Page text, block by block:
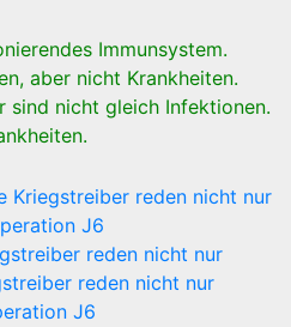
Immunsystem.
aber nicht Krankheiten.
sind nicht gleich Infektionen.
Kriegstreiber reden nicht nur
J6
reden nicht nur
reden nicht nur
J6